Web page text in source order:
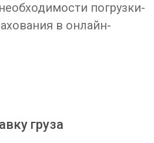
погрузки-
в онлайн-
груза